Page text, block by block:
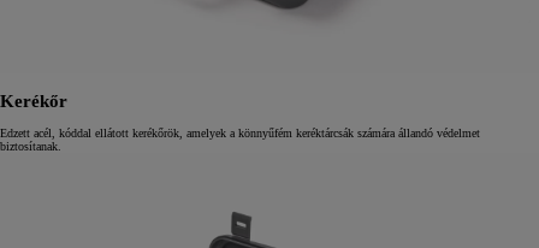
Kerékőr
Edzett acél, kóddal ellátott kerékőrök, amelyek a könnyűfém keréktárcsák számára állandó védelmet
biztosítanak.